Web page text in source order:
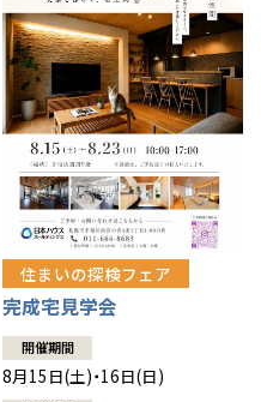
住まいの探検フェア
完成宅見学会
開催期間
8月15日(土)・16日(日)